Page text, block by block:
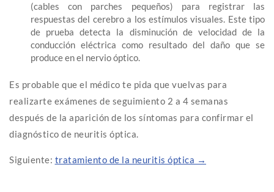
(cables con parches pequeños) para registrar las
respuestas del cerebro a los estímulos visuales. Este tipo
de prueba detecta la disminución de velocidad de la
conducción eléctrica como resultado del daño que se
produce en el nervio óptico.
Es probable que el médico te pida que vuelvas para
realizarte exámenes de seguimiento 2 a 4 semanas
después de la aparición de los síntomas para confirmar el
diagnóstico de neuritis óptica.
Siguiente: tratamiento de la neuritis óptica →